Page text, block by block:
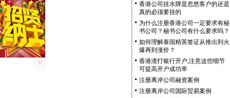
香港公司挂水牌是忽悠客户的还是
真的必须要挂的
为什么注册香港公司一定要求有秘
书公司？秘书公司有什么要求吗？
如何理解泰国精英签证从推出到火
爆再到涨价？
香港渣打银行开户,注意这些细节
可提高开户成功率
注册离岸公司融资案例
注册离岸公司国际贸易案例